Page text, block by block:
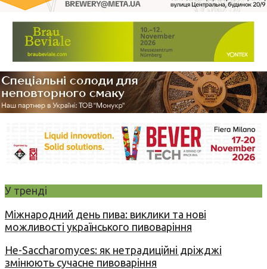
У тренді
Міжнародний день пива: виклики та нові
можливості українського пивоваріння
Не-Saccharomyces: як нетрадиційні дріжджі
змінюють сучасне пивоваріння